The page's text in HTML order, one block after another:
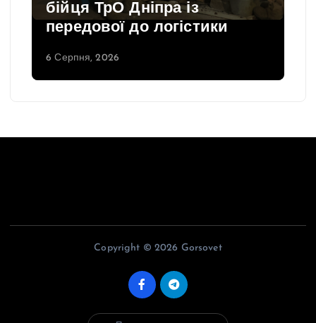
бійця ТрО Дніпра із
передової до логістики
6 Серпня, 2026
Copyright © 2026 Gorsovet